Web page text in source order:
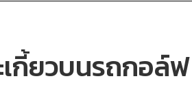
กี้ยวบนรถกอล์